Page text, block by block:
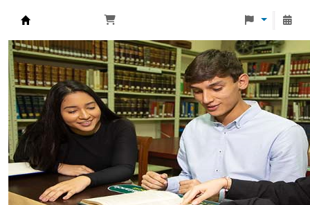
Biblioteca Universidad Monteávila